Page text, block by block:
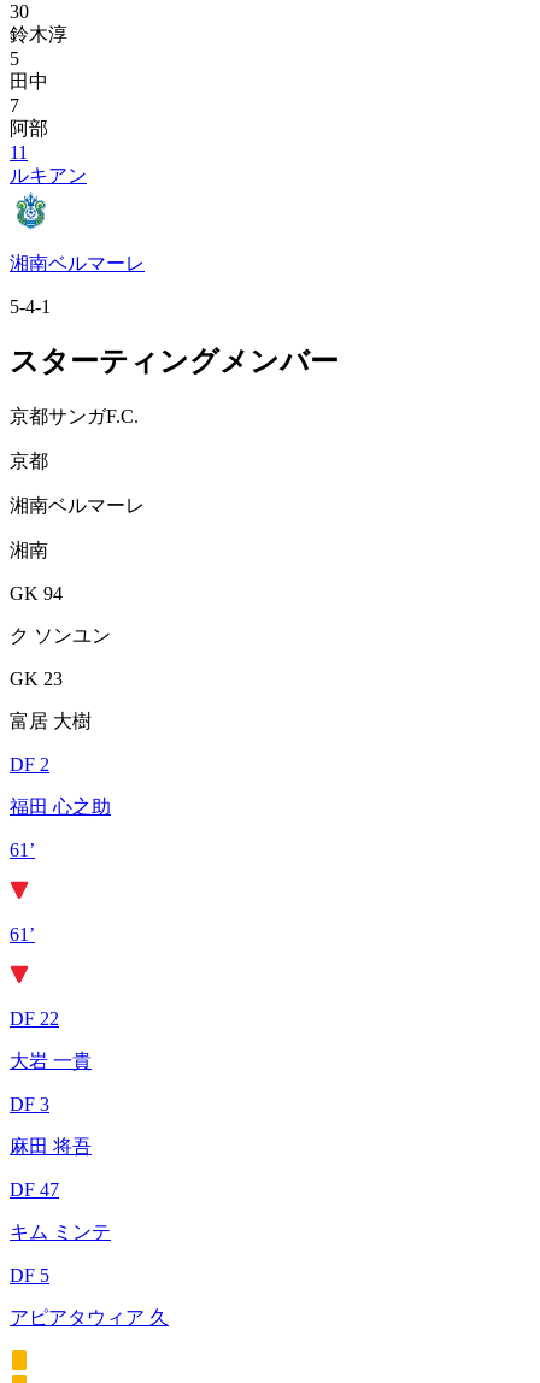
30
鈴木淳
5
田中
7
阿部
11
ルキアン
湘南ベルマーレ
5-4-1
スターティングメンバー
京都サンガF.C.
京都
湘南ベルマーレ
湘南
GK 94
ク ソンユン
GK 23
富居 大樹
DF 2
福田 心之助
61’
61’
DF 22
大岩 一貴
DF 3
麻田 将吾
DF 47
キム ミンテ
DF 5
アピアタウィア 久